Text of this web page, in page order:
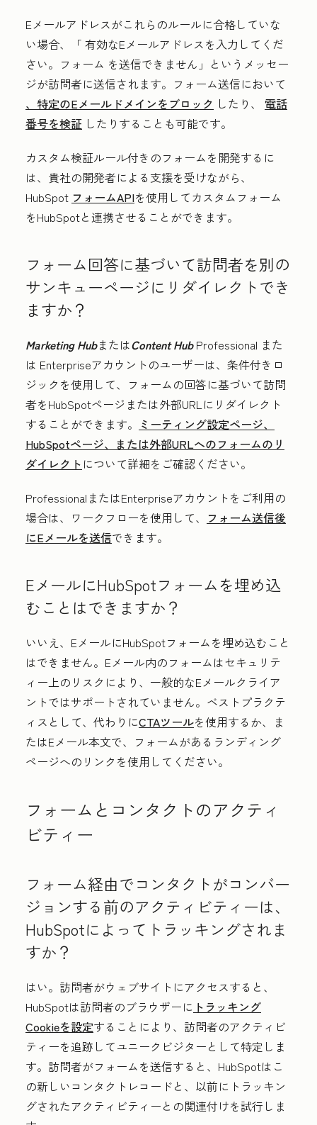
Eメールアドレスがこれらのルールに合格していな
い場合、「 有効なEメールアドレスを入力してくだ
さい。フォーム を送信できません」というメッセー
ジが訪問者に送信されます。フォーム送信において
、特定のEメールドメインをブロック したり、 電話
番号を検証 したりすることも可能です。
カスタム検証ルール付きのフォームを開発するに
は、貴社の開発者による支援を受けながら、
HubSpot フォームAPIを使用してカスタムフォーム
をHubSpotと連携させることができます。
フォーム回答に基づいて訪問者を別の
サンキューページにリダイレクトでき
ますか？
Marketing HubまたはContent HubProfessional また
は Enterpriseアカウントのユーザーは、条件付きロ
ジックを使用して、フォームの回答に基づいて訪問
者をHubSpotページまたは外部URLにリダイレクト
することができます。 ミーティング設定ページ、
HubSpotページ、または外部URLへのフォームのリ
ダイレクト について詳細をご確認ください。
ProfessionalまたはEnterpriseアカウントをご利用の
場合は、ワークフローを使用して、 フォーム送信後
にEメールを送信できます。
EメールにHubSpotフォームを埋め込
むことはできますか？
いいえ、EメールにHubSpotフォームを埋め込むこと
はできません。Eメール内のフォームはセキュリテ
ィー上のリスクにより、一般的なEメールクライア
ントではサポートされていません。ベストプラクテ
ィスとして、代わりにCTAツールを使用するか、ま
たはEメール本文で、フォームがあるランディング
ページへのリンクを使用してください。
フォームとコンタクトのアクティ
ビティー
フォーム経由でコンタクトがコンバー
ジョンする前のアクティビティーは、
HubSpotによってトラッキングされま
すか？
はい。訪問者がウェブサイトにアクセスすると、
HubSpotは訪問者のブラウザーに トラッキング
Cookieを設定することにより、訪問者のアクティビ
ティーを追跡してユニークビジターとして特定しま
す。訪問者がフォームを送信すると、HubSpotはこ
の新しいコンタクトレコードと、以前にトラッキン
グされたアクティビティーとの関連付けを試行しま